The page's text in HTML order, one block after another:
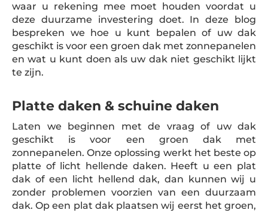
waar u rekening mee moet houden voordat u
deze duurzame investering doet. In deze blog
bespreken we hoe u kunt bepalen of uw dak
geschikt is voor een groen dak met zonnepanelen
en wat u kunt doen als uw dak niet geschikt lijkt
te zijn.
Platte daken & schuine daken
Laten we beginnen met de vraag of uw dak
geschikt is voor een groen dak met
zonnepanelen. Onze oplossing werkt het beste op
platte of licht hellende daken. Heeft u een plat
dak of een licht hellend dak, dan kunnen wij u
zonder problemen voorzien van een duurzaam
dak. Op een plat dak plaatsen wij eerst het groen,